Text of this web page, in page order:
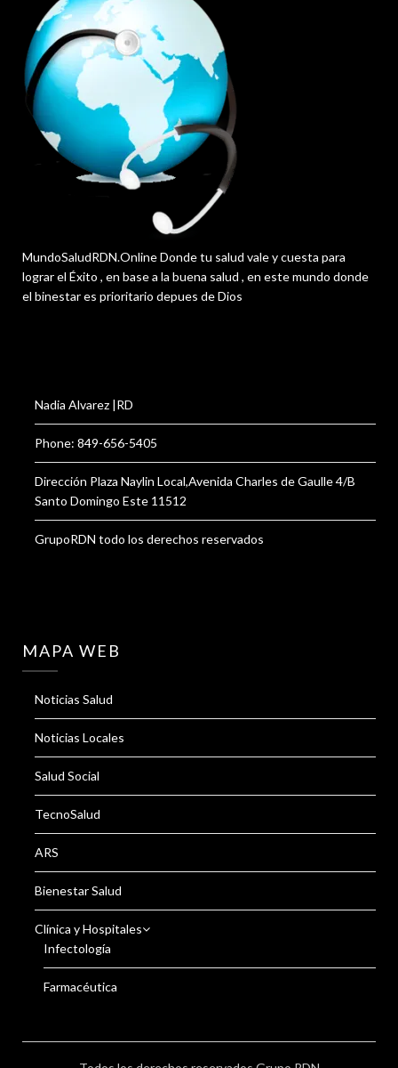
MundoSaludRDN.Online Donde tu salud vale y cuesta para
lograr el Éxito , en base a la buena salud , en este mundo donde
el binestar es prioritario depues de Dios
Nadia Alvarez |RD
Phone: 849-656-5405
Dirección Plaza Naylin Local,Avenida Charles de Gaulle 4/B
Santo Domingo Este 11512
GrupoRDN todo los derechos reservados
MAPA WEB
Noticias Salud
Noticias Locales
Salud Social
TecnoSalud
ARS
Bienestar Salud
Clínica y Hospitales
Infectología
Farmacéutica